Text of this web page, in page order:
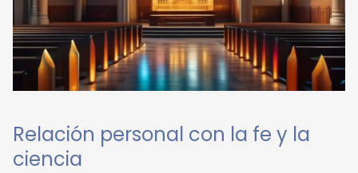
Relación personal con la fe y la
ciencia